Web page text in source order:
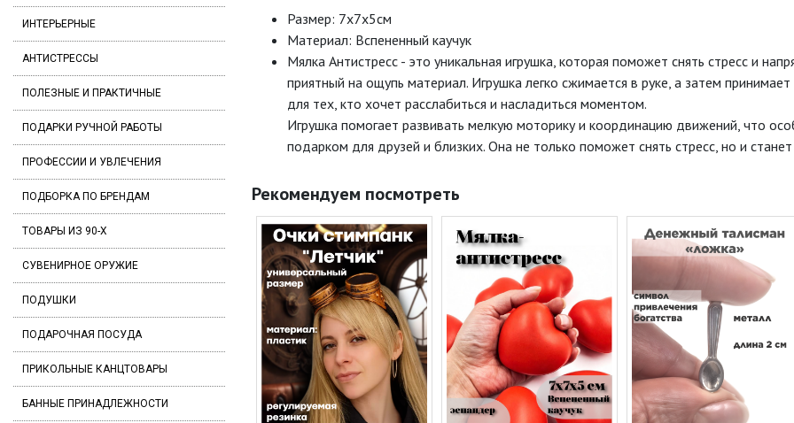
ИНТЕРЬЕРНЫЕ
АНТИСТРЕССЫ
ПОЛЕЗНЫЕ И ПРАКТИЧНЫЕ
ПОДАРКИ РУЧНОЙ РАБОТЫ
ПРОФЕССИИ И УВЛЕЧЕНИЯ
ПОДБОРКА ПО БРЕНДАМ
ТОВАРЫ ИЗ 90-Х
СУВЕНИРНОЕ ОРУЖИЕ
ПОДУШКИ
ПОДАРОЧНАЯ ПОСУДА
ПРИКОЛЬНЫЕ КАНЦТОВАРЫ
БАННЫЕ ПРИНАДЛЕЖНОСТИ
Размер: 7х7х5см
Материал: Вспененный каучук
Мялка Антистресс - это уникальная игрушка, которая поможет снять стресс и
приятный на ощупь материал. Игрушка легко сжимается в руке, а затем
для тех, кто хочет расслабиться и насладиться моментом.
Игрушка помогает развивать мелкую моторику и координацию движений, что
подарком для друзей и близких. Она не только поможет снять стресс, но и
Рекомендуем посмотреть